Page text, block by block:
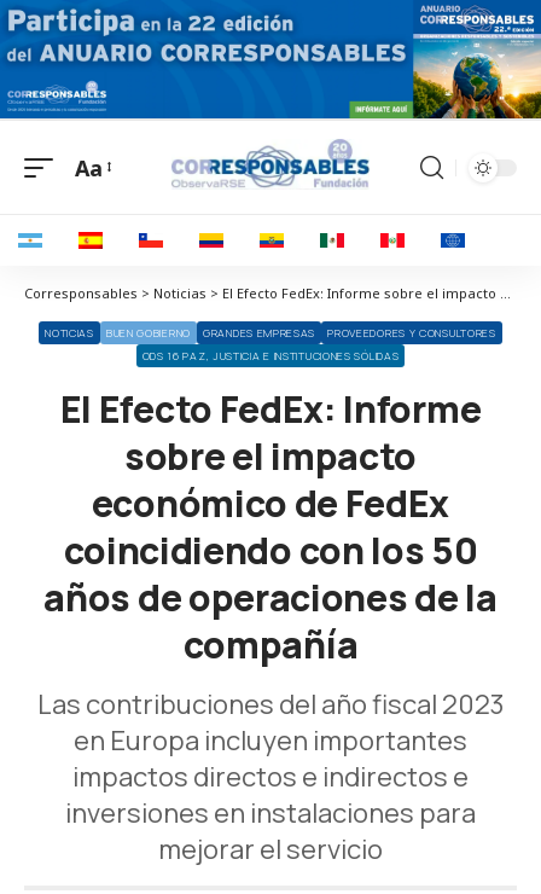
Aa
Corresponsables > Noticias > El Efecto FedEx: Informe sobre el impacto económico de FedEx coincidiendo con los 50 años de operaciones de la compañía
NOTICIAS BUEN GOBIERNO GRANDES EMPRESAS
PROVEEDORES Y CONSULTORES
ODS 16 PAZ, JUSTICIA E INSTITUCIONES SÓLIDAS
El Efecto FedEx: Informe
sobre el impacto
económico de FedEx
coincidiendo con los 50
años de operaciones de la
compañía
Las contribuciones del año fiscal 2023
en Europa incluyen importantes
impactos directos e indirectos e
inversiones en instalaciones para
mejorar el servicio